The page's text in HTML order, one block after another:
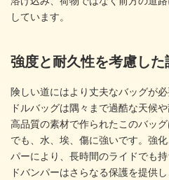
しています。
強度と耐久性を考慮した
険しい道にはより丈夫なバッグが
ドルバッグは隅々まで過酷な天候
高品質の素材で作られたこのバッ
でも、水、埃、傷に強いです。強
パーにより、長時間のライドでも
ドバンパーはさらなる保護を提供